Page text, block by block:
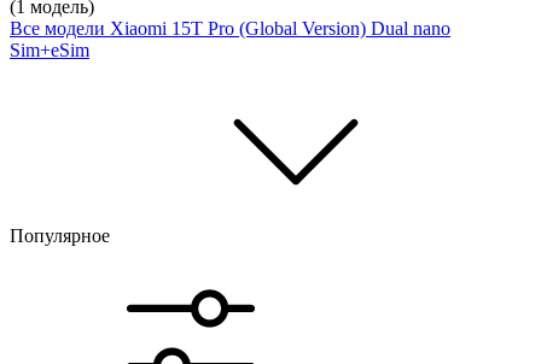
(1 модель)
Все модели Xiaomi 15T Pro (Global Version) Dual nano
Sim+eSim
Популярное